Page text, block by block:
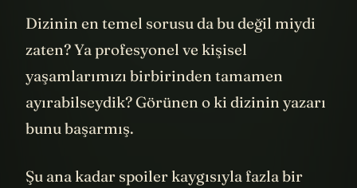
Dizinin en temel sorusu da bu değil miydi
zaten? Ya profesyonel ve kişisel
yaşamlarımızı birbirinden tamamen
ayırabilseydik? Görünen o ki dizinin yazarı
bunu başarmış.
Şu ana kadar spoiler kaygısıyla fazla bir